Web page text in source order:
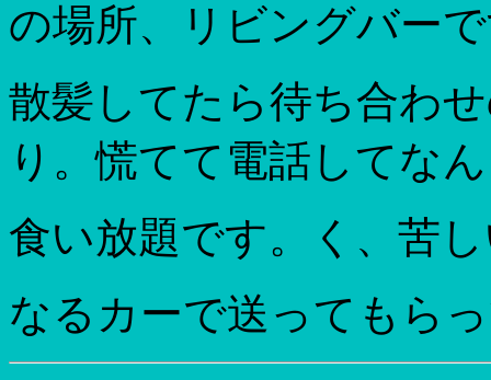
の場所、リビングバー
散髪してたら待ち合わ
り。慌てて電話してな
食い放題です。く、苦
なるカーで送ってもら